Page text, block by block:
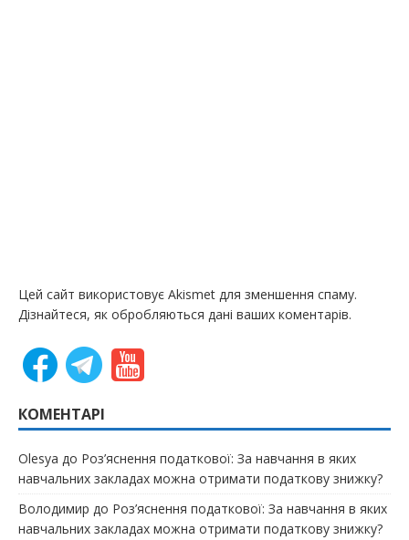
Цей сайт використовує Akismet для зменшення спаму.
Дізнайтеся, як обробляються дані ваших коментарів.
КОМЕНТАРІ
Olesya до Роз’яснення податкової: За навчання в яких
навчальних закладах можна отримати податкову знижку?
Володимир до Роз’яснення податкової: За навчання в яких
навчальних закладах можна отримати податкову знижку?